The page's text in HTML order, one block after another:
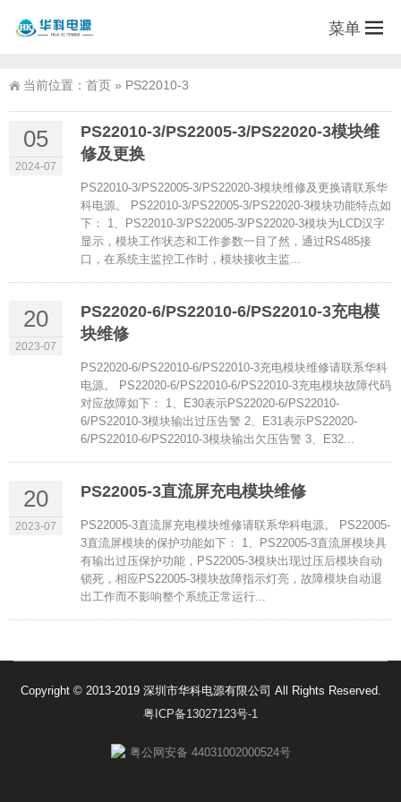
菜单
当前位置： 首页 » PS22010-3
05
2024-07
PS22010-3/PS22005-3/PS22020-3模块维
修及更换
PS22010-3/PS22005-3/PS22020-3模块维修及更换请联系华
科电源。 PS22010-3/PS22005-3/PS22020-3模块功能特点如
下： 1、PS22010-3/PS22005-3/PS22020-3模块为LCD汉字
显示，模块工作状态和工作参数一目了然，通过RS485接
口，在系统主监控工作时，模块接收主监...
20
2023-07
PS22020-6/PS22010-6/PS22010-3充电模
块维修
PS22020-6/PS22010-6/PS22010-3充电模块维修请联系华科
电源。 PS22020-6/PS22010-6/PS22010-3充电模块故障代码
对应故障如下： 1、E30表示PS22020-6/PS22010-
6/PS22010-3模块输出过压告警 2、E31表示PS22020-
6/PS22010-6/PS22010-3模块输出欠压告警 3、E32...
20
2023-07
PS22005-3直流屏充电模块维修
PS22005-3直流屏充电模块维修请联系华科电源。 PS22005-
3直流屏模块的保护功能如下： 1、PS22005-3直流屏模块具
有输出过压保护功能，PS22005-3模块出现过压后模块自动
锁死，相应PS22005-3模块故障指示灯亮，故障模块自动退
出工作而不影响整个系统正常运行...
Copyright © 2013-2019 深圳市华科电源有限公司 All Rights Reserved.
粤ICP备13027123号-1
粤公网安备 44031002000524号